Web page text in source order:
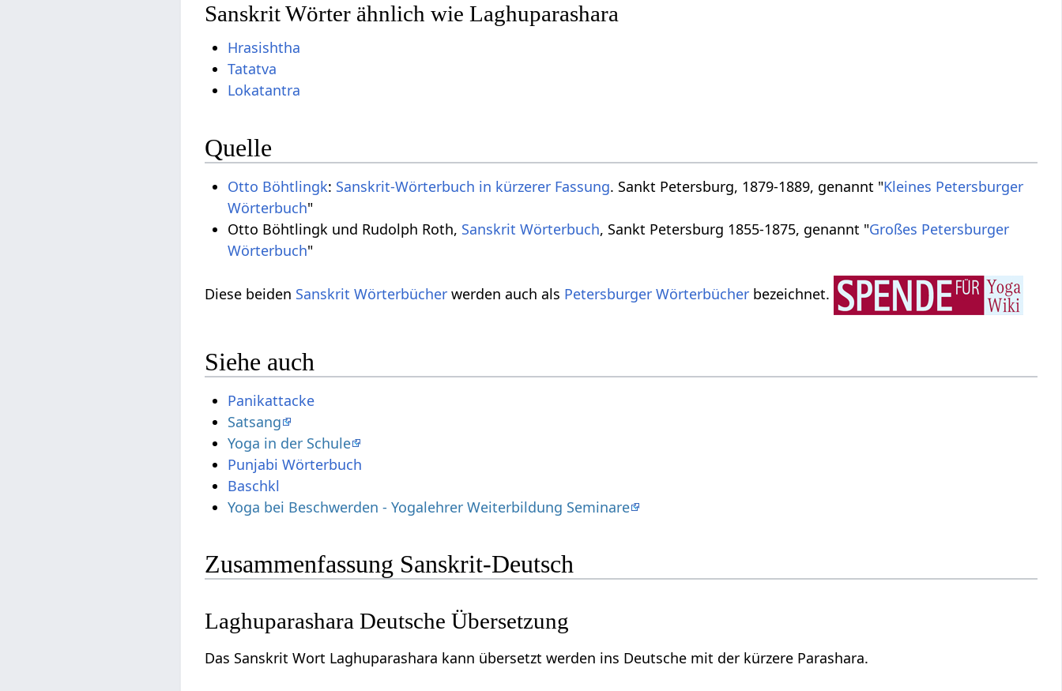
Sanskrit Wörter ähnlich wie Laghuparashara
Hrasishtha
Tatatva
Lokatantra
Quelle
Otto Böhtlingk: Sanskrit-Wörterbuch in kürzerer Fassung. Sankt Petersburg, 1879-1889, genannt "Kleines Petersburger
Wörterbuch"
Otto Böhtlingk und Rudolph Roth, Sanskrit Wörterbuch, Sankt Petersburg 1855-1875, genannt "Großes Petersburger
Wörterbuch"
Diese beiden Sanskrit Wörterbücher werden auch als Petersburger Wörterbücher bezeichnet.
Siehe auch
Panikattacke
Satsang
Yoga in der Schule
Punjabi Wörterbuch
Baschkl
Yoga bei Beschwerden - Yogalehrer Weiterbildung Seminare
Zusammenfassung Sanskrit-Deutsch
Laghuparashara Deutsche Übersetzung
Das Sanskrit Wort Laghuparashara kann übersetzt werden ins Deutsche mit der kürzere Parashara.